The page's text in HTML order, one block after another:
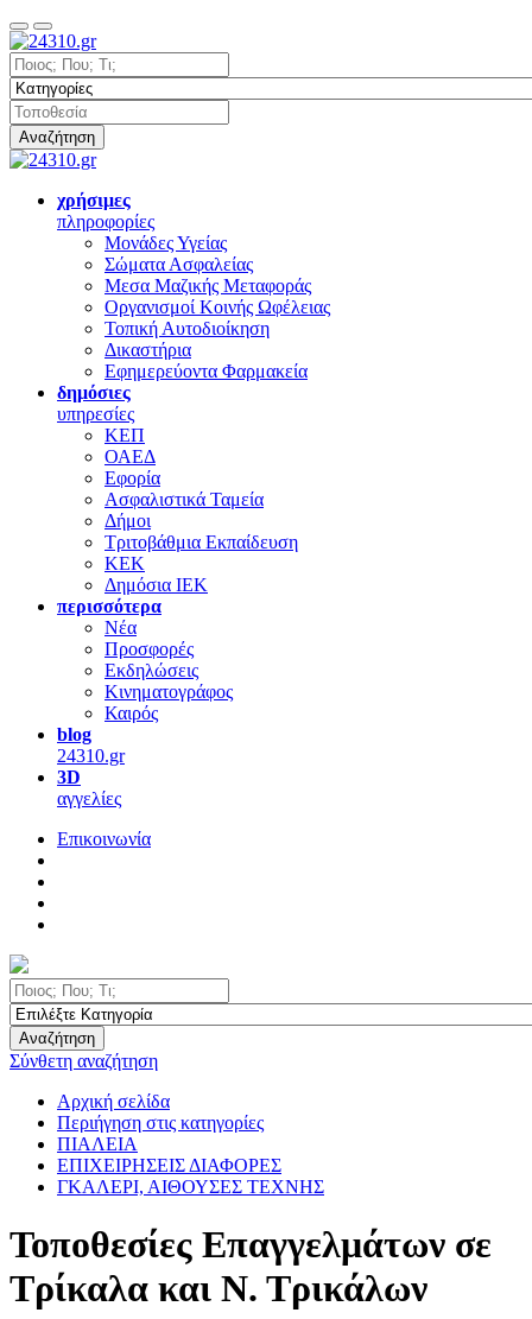
Αναζήτηση
χρήσιμες
πληροφορίες
Μονάδες Υγείας
Σώματα Ασφαλείας
Μεσα Μαζικής Μεταφοράς
Οργανισμοί Κοινής Ωφέλειας
Τοπική Αυτοδιοίκηση
Δικαστήρια
Εφημερεύοντα Φαρμακεία
δημόσιες
υπηρεσίες
ΚΕΠ
ΟΑΕΔ
Εφορία
Ασφαλιστικά Ταμεία
Δήμοι
Τριτοβάθμια Εκπαίδευση
ΚΕΚ
Δημόσια ΙΕΚ
περισσότερα
Νέα
Προσφορές
Εκδηλώσεις
Κινηματογράφος
Καιρός
blog
24310.gr
3D
αγγελίες
Επικοινωνία
Αναζήτηση
Σύνθετη αναζήτηση
Αρχική σελίδα
Περιήγηση στις κατηγορίες
ΠΙΑΛΕΙΑ
ΕΠΙΧΕΙΡΗΣΕΙΣ ΔΙΑΦΟΡΕΣ
ΓΚΑΛΕΡΙ, ΑΙΘΟΥΣΕΣ ΤΕΧΝΗΣ
Τοποθεσίες Επαγγελμάτων σε
Τρίκαλα και Ν. Τρικάλων